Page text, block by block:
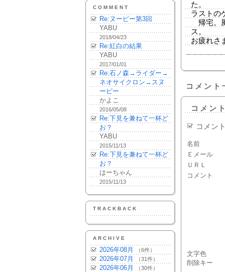
COMMENT
Re:ヌーピー第3回
YABU
2018/04/23
Re:紅白の結果
YABU
2017/01/01
Re:石ノ森→ライダー→
ネオサイクロン→スヌ
ーピー
かよこ
2016/05/08
Re:下見を兼ねて一杯ど
お？
YABU
2015/11/13
Re:下見を兼ねて一杯ど
お？
はーちゃん
2015/11/13
TRACKBACK
ARCHIVE
2026年08月 （6件）
2026年07月 （31件）
2026年06月 （30件）
た。
ラストの
帰宅。
ス。
お疲れさ
コメント
コメン
コメン
名前
Ｅメール
ＵＲＬ
コメント
文字色
削除キー